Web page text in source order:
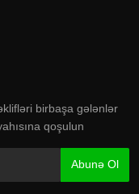
birbaşa gələnlər
qoşulun
Abunə Ol